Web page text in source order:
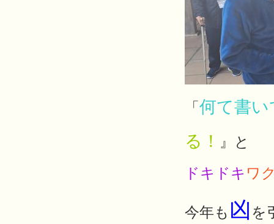
「 何て書
る！
』と
ドキドキ ワ
今年も 凶 を